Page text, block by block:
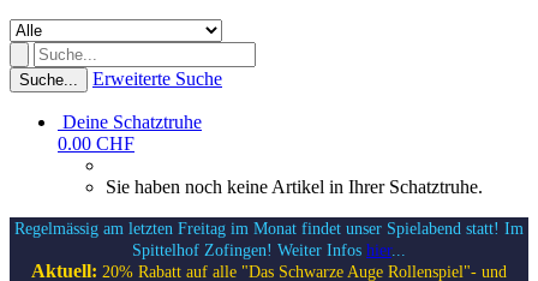
Suche... Erweiterte Suche
Deine Schatztruhe
0.00 CHF
Sie haben noch keine Artikel in Ihrer Schatztruhe.
Regelmässig am letzten Freitag im Monat findet unser Spielabend statt! Im
Spittelhof Zofingen! Weiter Infos hier...
Aktuell: 20% Rabatt auf alle "Das Schwarze Auge Rollenspiel"- und